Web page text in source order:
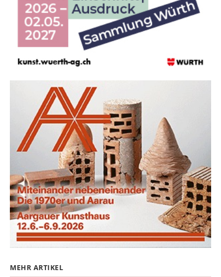
MEHR ARTIKEL